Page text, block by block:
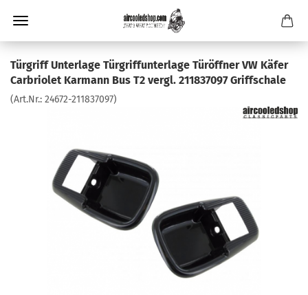
Türgriff Unterlage Türgriffunterlage Türöffner VW Käfer
Carbriolet Karmann Bus T2 vergl. 211837097 Griffschale
(Art.Nr.: 24672-211837097)